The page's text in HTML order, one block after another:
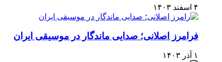
۴ اسفند ۱۴۰۳
فرامرز اصلانی؛ صدایی ماندگار در موسیقی ایران
۱ آذر ۱۴۰۳